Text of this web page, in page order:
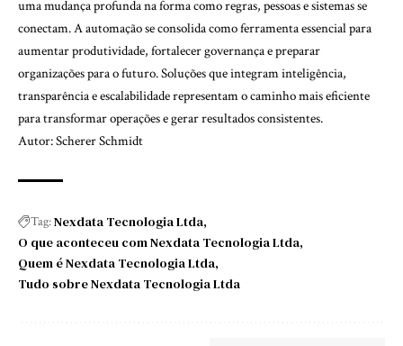
uma mudança profunda na forma como regras, pessoas e sistemas se
conectam. A automação se consolida como ferramenta essencial para
aumentar produtividade, fortalecer governança e preparar
organizações para o futuro. Soluções que integram inteligência,
transparência e escalabilidade representam o caminho mais eficiente
para transformar operações e gerar resultados consistentes.
Autor: Scherer Schmidt
Tag:Nexdata Tecnologia Ltda
O que aconteceu com Nexdata Tecnologia Ltda
Quem é Nexdata Tecnologia Ltda
Tudo sobre Nexdata Tecnologia Ltda